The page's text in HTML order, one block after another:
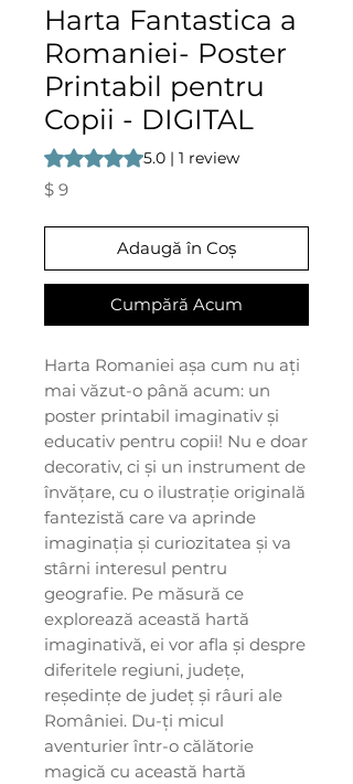
Harta Fantastica a
Romaniei- Poster
Printabil pentru
Copii - DIGITAL
Rating is 5.0 out of five stars based on 1
5.0 | 1 review
$ 9Preț
Adaugă în Coș
Cumpără Acum
Harta Romaniei așa cum nu ați
mai văzut-o până acum: un
poster printabil imaginativ și
educativ pentru copii! Nu e doar
decorativ, ci și un instrument de
învățare, cu o ilustrație originală
fantezistă care va aprinde
imaginația și curiozitatea și va
stârni interesul pentru
geografie. Pe măsură ce
explorează această hartă
imaginativă, ei vor afla și despre
diferitele regiuni, județe,
reședințe de județ și râuri ale
României. Du-ți micul
aventurier într-o călătorie
magică cu această hartă